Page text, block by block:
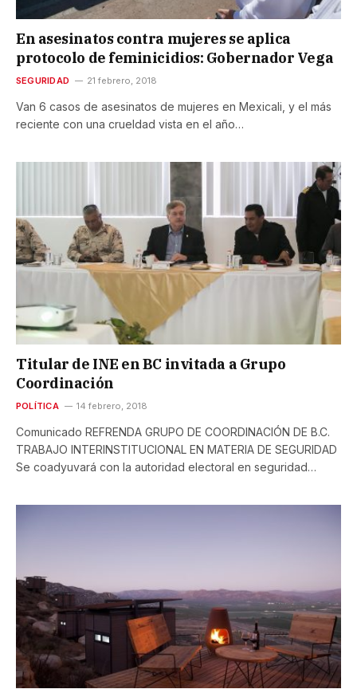
En asesinatos contra mujeres se aplica
protocolo de feminicidios: Gobernador Vega
SEGURIDAD 21 febrero, 2018
Van 6 casos de asesinatos de mujeres en Mexicali, y el más
reciente con una crueldad vista en el año…
Titular de INE en BC invitada a Grupo
Coordinación
POLÍTICA 14 febrero, 2018
Comunicado REFRENDA GRUPO DE COORDINACIÓN DE B.C.
TRABAJO INTERINSTITUCIONAL EN MATERIA DE SEGURIDAD
Se coadyuvará con la autoridad electoral en seguridad…